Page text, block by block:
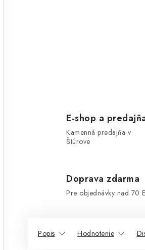
E-shop a
Kamenná predajňa v
Štúrove
Doprava zdarma
Pre objednávky nad 70
Popis Hodnotenie